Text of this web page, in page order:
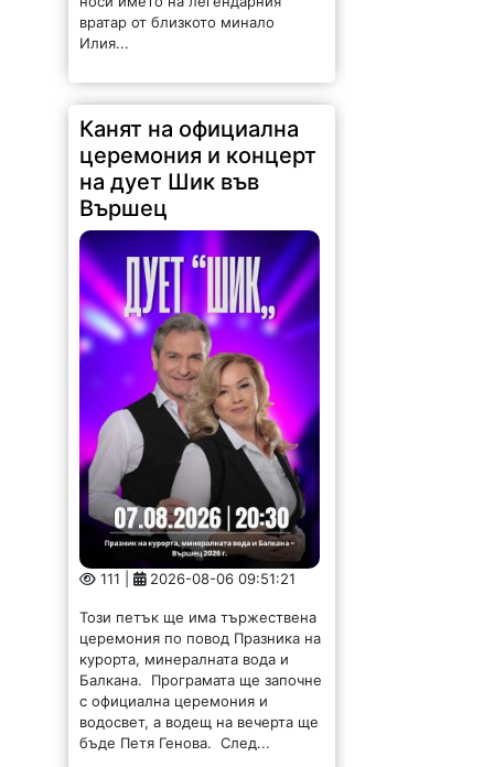
Канят на официална
церемония и концерт
на дует Шик във
Вършец
111 | 2026-08-06 09:51:21
Този петък ще има тържествена
церемония по повод Празника на
курорта, минералната вода и
Балкана. Програмата ще започне
с официална церемония и
водосвет, а водещ на вечерта ще
бъде Петя Генова. След...